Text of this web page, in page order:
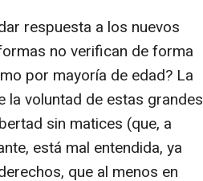
respuesta a los nuevos
no verifican de forma
por mayoría de edad? La
la voluntad de estas grandes
sin matices (que, a
está mal entendida, ya
que al menos en